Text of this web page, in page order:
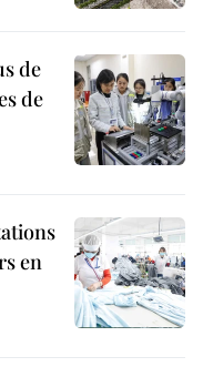
de
de
en